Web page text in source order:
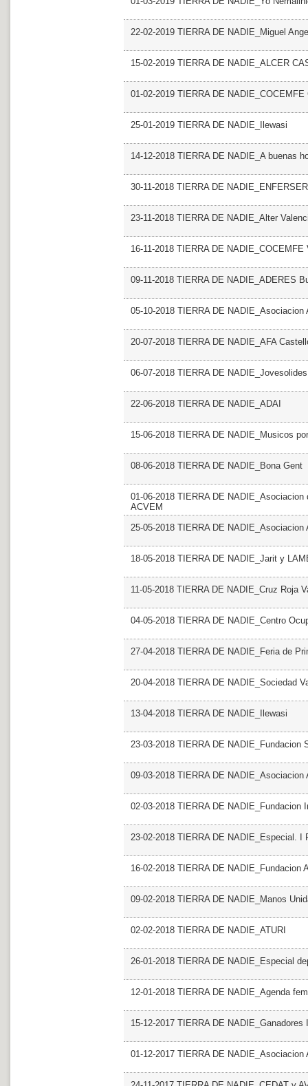
22-02-2019 TIERRA DE NADIE_Miguel
15-02-2019 TIERRA DE NADIE_ALCER
01-02-2019 TIERRA DE NADIE_COCEMFE
25-01-2019 TIERRA DE NADIE_Ilewasi
14-12-2018 TIERRA DE NADIE_A buenas
30-11-2018 TIERRA DE NADIE_ENFERSER
23-11-2018 TIERRA DE NADIE_Alter
16-11-2018 TIERRA DE NADIE_COCEMFE
09-11-2018 TIERRA DE NADIE_ADERES
05-10-2018 TIERRA DE
20-07-2018 TIERRA DE NADIE_AFA
06-07-2018 TIERRA DE NADIE_Jovesolides
22-06-2018 TIERRA DE NADIE_ADAI
15-06-2018 TIERRA DE NADIE_Musicos
08-06-2018 TIERRA DE NADIE_Bona Gent
01-06-2018 TIERRA DE
ACVEM
25-05-2018 TIERRA DE
18-05-2018 TIERRA DE NADIE_Jarit y
11-05-2018 TIERRA DE NADIE_Cruz Roja
04-05-2018 TIERRA DE NADIE_Centro
27-04-2018 TIERRA DE NADIE_Feria de
20-04-2018 TIERRA DE NADIE_Sociedad
13-04-2018 TIERRA DE NADIE_Ilewasi
23-03-2018 TIERRA DE NADIE_Fundacion
09-03-2018 TIERRA DE NADIE_Asociacion
02-03-2018 TIERRA DE NADIE_Fundacion
23-02-2018 TIERRA DE NADIE_Especial. I
16-02-2018 TIERRA DE NADIE_Fundacion
09-02-2018 TIERRA DE NADIE_Manos
02-02-2018 TIERRA DE NADIE_ATURI
26-01-2018 TIERRA DE NADIE_Especial
12-01-2018 TIERRA DE NADIE_Agenda
15-12-2017 TIERRA DE
01-12-2017 TIERRA DE NADIE_Asociacion